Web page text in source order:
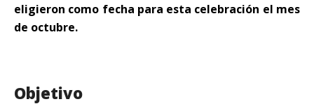
eligieron como fecha para esta celebración el mes
de octubre.
Objetivo